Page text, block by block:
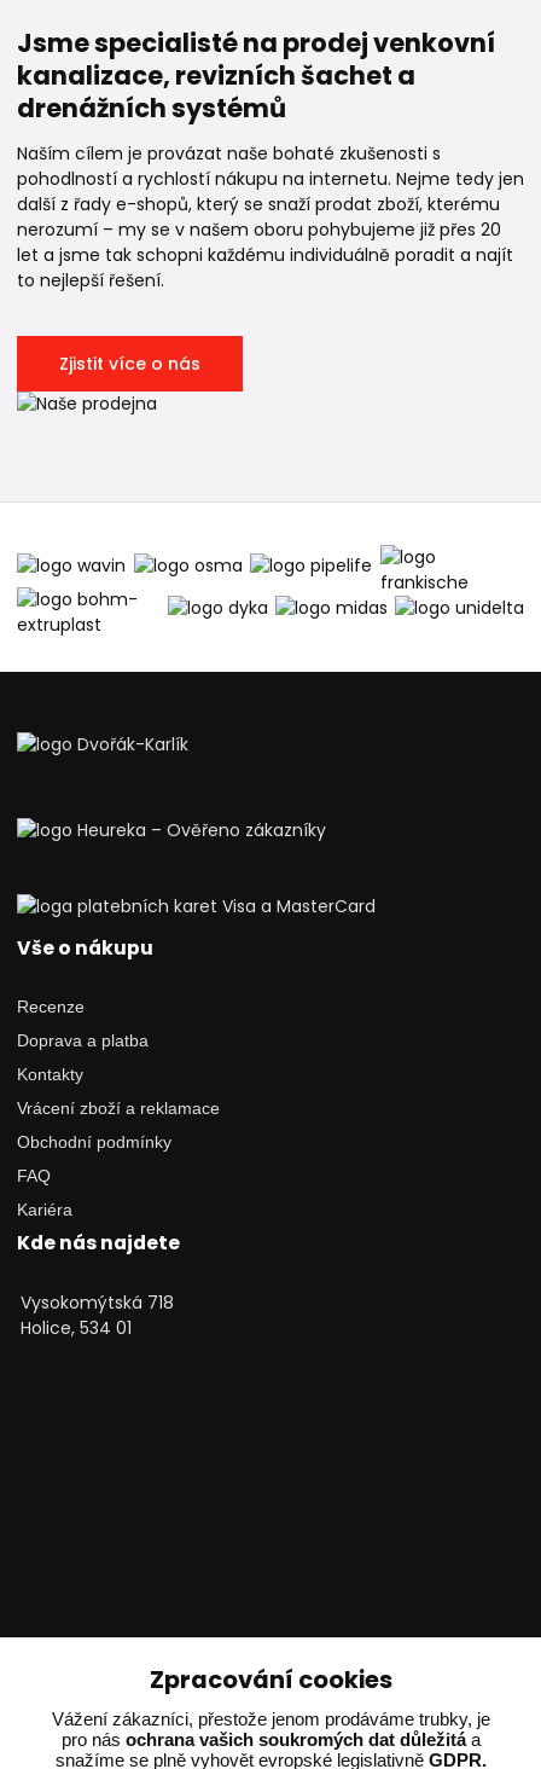
Jsme specialisté na prodej venkovní
kanalizace, revizních šachet a
drenážních systémů
Naším cílem je provázat naše bohaté zkušenosti s
pohodlností a rychlostí nákupu na internetu. Nejme tedy jen
další z řady e-shopů, který se snaží prodat zboží, kterému
nerozumí – my se v našem oboru pohybujeme již přes 20
let a jsme tak schopni každému individuálně poradit a najít
to nejlepší řešení.
Zjistit více o nás
Vše o nákupu
Recenze
Doprava a platba
Kontakty
Vrácení zboží a reklamace
Obchodní podmínky
FAQ
Kariéra
Kde nás najdete
Vysokomýtská 718
Holice, 534 01
Ing. Adam Dvořák
+420 602 234 254
Zpracování cookies
Vážení zákazníci, přestože jenom prodáváme trubky, je
pro nás ochrana vašich soukromých dat důležitáa
snažíme se plně vyhovět evropské legislativně GDPR.